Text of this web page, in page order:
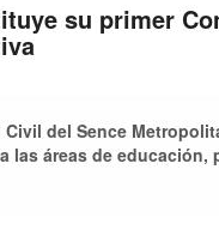
su primer
del Sence
las áreas de